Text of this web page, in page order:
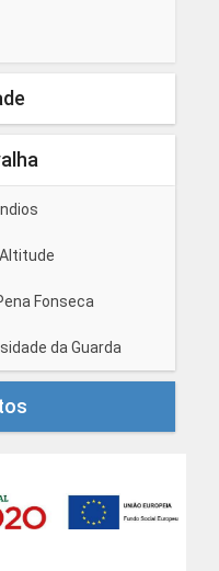
Altitude
Fonseca
da Guarda